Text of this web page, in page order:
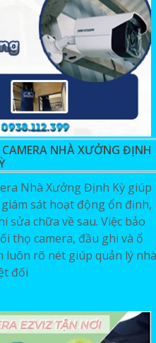
NHÀ XƯỞNG ĐỊNH
Nhà Xưởng Định Kỳ giúp
sát hoạt động ổn định,
sửa chữa về sau. Việc bảo
thọ camera, đầu ghi và ổ
luôn rõ nét giúp quản lý nhà
đối